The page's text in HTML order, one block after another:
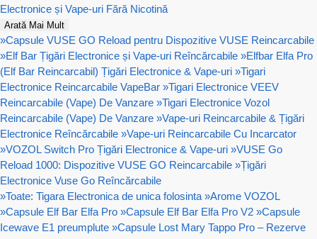
Electronice și Vape-uri Fără Nicotină
Arată Mai Mult
»Capsule VUSE GO Reload pentru Dispozitive VUSE Reincarcabile
»Elf Bar Țigări Electronice și Vape-uri Reîncărcabile »Elfbar Elfa Pro
(Elf Bar Reincarcabil) Țigări Electronice & Vape-uri »Tigari
Electronice Reincarcabile VapeBar »Tigari Electronice VEEV
Reincarcabile (Vape) De Vanzare »Tigari Electronice Vozol
Reincarcabile (Vape) De Vanzare »Vape-uri Reincarcabile & Țigări
Electronice Reîncărcabile »Vape-uri Reincarcabile Cu Incarcator
»VOZOL Switch Pro Țigări Electronice & Vape-uri »VUSE Go
Reload 1000: Dispozitive VUSE GO Reincarcabile »Țigări
Electronice Vuse Go Reîncărcabile
»Toate: Tigara Electronica de unica folosinta »Arome VOZOL
»Capsule Elf Bar Elfa Pro »Capsule Elf Bar Elfa Pro V2 »Capsule
Icewave E1 preumplute »Capsule Lost Mary Tappo Pro – Rezerve